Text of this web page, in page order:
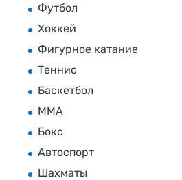
Футбол
Хоккей
Фигурное катание
Теннис
Баскетбол
MMA
Бокс
Автоспорт
Шахматы